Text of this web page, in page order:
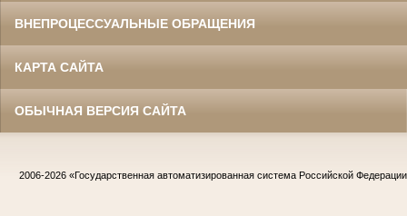
ВНЕПРОЦЕССУАЛЬНЫЕ ОБРАЩЕНИЯ
КАРТА САЙТА
ОБЫЧНАЯ ВЕРСИЯ САЙТА
2006-2026 «Государственная автоматизированная система Российской